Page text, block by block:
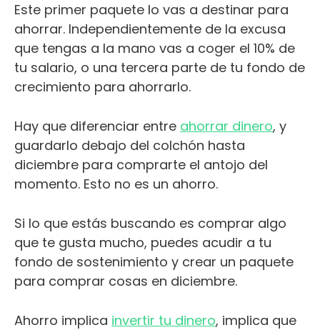
Este primer paquete lo vas a destinar para
ahorrar. Independientemente de la excusa
que tengas a la mano vas a coger el 10% de
tu salario, o una tercera parte de tu fondo de
crecimiento para ahorrarlo.
Hay que diferenciar entre ahorrar dinero, y
guardarlo debajo del colchón hasta
diciembre para comprarte el antojo del
momento. Esto no es un ahorro.
Si lo que estás buscando es comprar algo
que te gusta mucho, puedes acudir a tu
fondo de sostenimiento y crear un paquete
para comprar cosas en diciembre.
Ahorro implica invertir tu dinero, implica que